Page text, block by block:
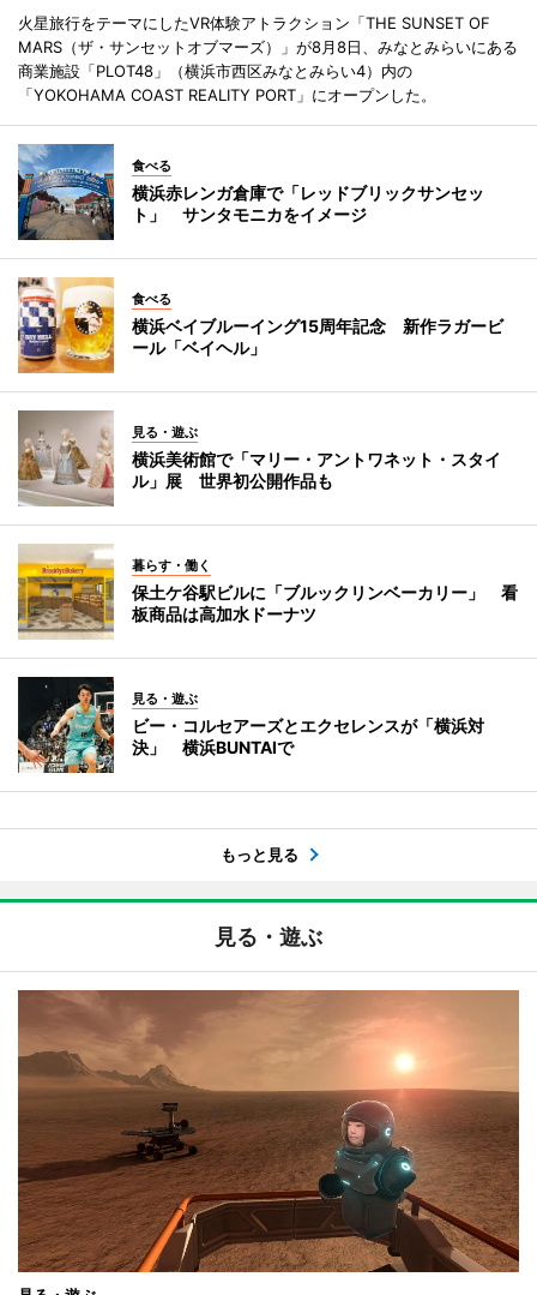
火星旅行をテーマにしたVR体験アトラクション「THE SUNSET OF
MARS（ザ・サンセットオブマーズ）」が8月8日、みなとみらいにある
商業施設「PLOT48」（横浜市西区みなとみらい4）内の
「YOKOHAMA COAST REALITY PORT」にオープンした。
食べる
横浜赤レンガ倉庫で「レッドブリックサンセッ
ト」 サンタモニカをイメージ
食べる
横浜ベイブルーイング15周年記念 新作ラガービ
ール「ベイヘル」
見る・遊ぶ
横浜美術館で「マリー・アントワネット・スタイ
ル」展 世界初公開作品も
暮らす・働く
保土ケ谷駅ビルに「ブルックリンベーカリー」 看
板商品は高加水ドーナツ
見る・遊ぶ
ビー・コルセアーズとエクセレンスが「横浜対
決」 横浜BUNTAIで
もっと見る
見る・遊ぶ